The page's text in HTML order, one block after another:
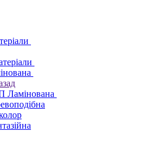
Ламінована